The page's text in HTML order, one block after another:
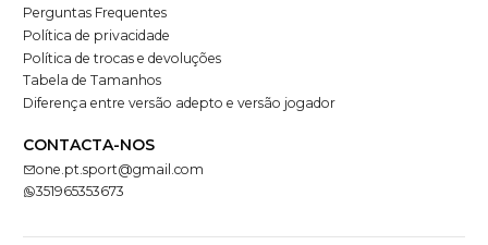
Perguntas Frequentes
Política de privacidade
Política de trocas e devoluções
Tabela de Tamanhos
Diferença entre versão adepto e versão jogador
CONTACTA-NOS
one.pt.sport@gmail.com
351965353673